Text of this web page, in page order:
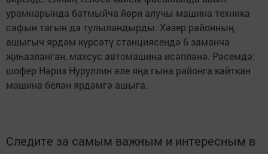
урамнарында батмыйча йөри алучы машина техника
сафын тагын да тулыландырды. Хәзер районның
ашыгыч ярдәм күрсәтү станциясендә 6 заманча
җиһазланган, махсус автомашина исәпләнә. Рәсемдә:
шофер Нәриз Нуруллин әле яңа гына районга кайткан
машина белән ярдәмгә ашыга.
Следите за самым важным и интересным в